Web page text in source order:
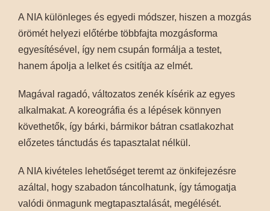
A NIA különleges és egyedi módszer, hiszen a mozgás
örömét helyezi előtérbe többfajta mozgásforma
egyesítésével, így nem csupán formálja a testet,
hanem ápolja a lelket és csitítja az elmét.
Magával ragadó, változatos zenék kísérik az egyes
alkalmakat. A koreográfia és a lépések könnyen
követhetők, így bárki, bármikor bátran csatlakozhat
előzetes tánctudás és tapasztalat nélkül.
A NIA kivételes lehetőséget teremt az önkifejezésre
azáltal, hogy szabadon táncolhatunk, így támogatja
valódi önmagunk megtapasztalását, megélését.